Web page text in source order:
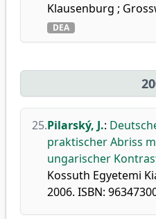
Klausenburg ;
DEA
25.Pilarský, J.:
praktischer Abriss
ungarischer
Kossuth Egyetemi
2006. ISBN: